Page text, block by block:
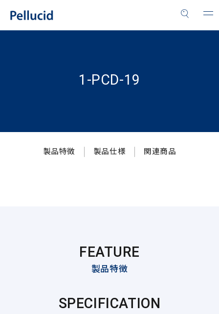
1-PCD-19
製品特徴 製品仕様 関連商品
FEATURE
製品特徴
SPECIFICATION